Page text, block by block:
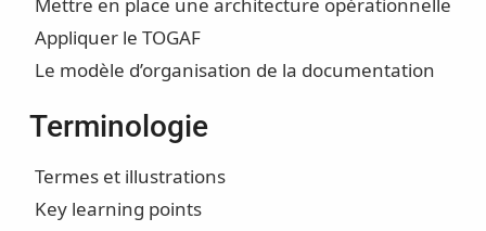
Mettre en place une architecture opérationnelle
Appliquer le TOGAF
Le modèle d’organisation de la documentation
Terminologie
Termes et illustrations
Key learning points